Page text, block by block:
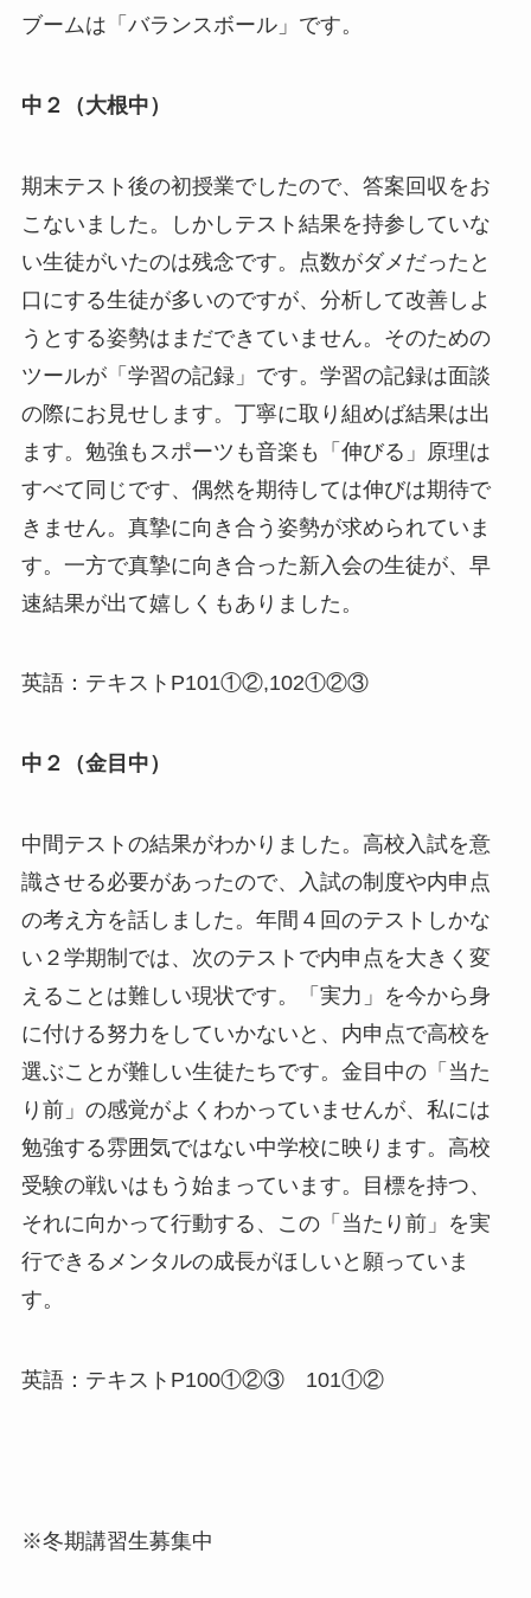
ブームは「バランスボール」です。
中２（大根中）
期末テスト後の初授業でしたので、答案回収をお
こないました。しかしテスト結果を持参していな
い生徒がいたのは残念です。点数がダメだったと
口にする生徒が多いのですが、分析して改善しよ
うとする姿勢はまだできていません。そのための
ツールが「学習の記録」です。学習の記録は面談
の際にお見せします。丁寧に取り組めば結果は出
ます。勉強もスポーツも音楽も「伸びる」原理は
すべて同じです、偶然を期待しては伸びは期待で
きません。真摯に向き合う姿勢が求められていま
す。一方で真摯に向き合った新入会の生徒が、早
速結果が出て嬉しくもありました。
英語：テキストP101①②,102①②③
中２（金目中）
中間テストの結果がわかりました。高校入試を意
識させる必要があったので、入試の制度や内申点
の考え方を話しました。年間４回のテストしかな
い２学期制では、次のテストで内申点を大きく変
えることは難しい現状です。「実力」を今から身
に付ける努力をしていかないと、内申点で高校を
選ぶことが難しい生徒たちです。金目中の「当た
り前」の感覚がよくわかっていませんが、私には
勉強する雰囲気ではない中学校に映ります。高校
受験の戦いはもう始まっています。目標を持つ、
それに向かって行動する、この「当たり前」を実
行できるメンタルの成長がほしいと願っていま
す。
英語：テキストP100①②③ 101①②
※冬期講習生募集中